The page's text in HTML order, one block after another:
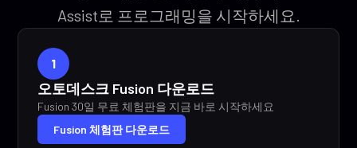
Assist로 프로그래밍을 시작하세요.
1
오토데스크 Fusion 다운로드
Fusion 30일 무료 체험판을 지금 바로 시작하세요
Fusion 체험판 다운로드